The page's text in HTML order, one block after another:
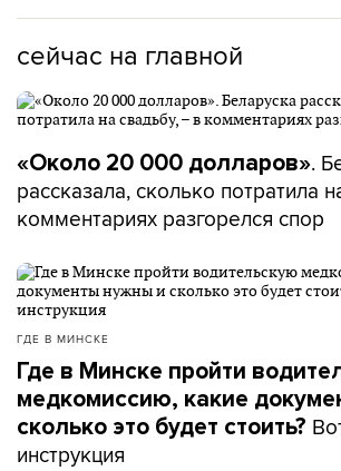
сейчас на главной
«Около 20 000 долларов».
рассказала, сколько потратила
комментариях разгорелся спор
ГДЕ В МИНСКЕ
Где в Минске пройти
медкомиссию, какие
сколько это будет стоить?
инструкция